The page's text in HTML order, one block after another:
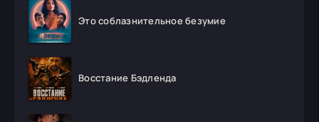
Это соблазнительное безумие
Восстание Бэдленда